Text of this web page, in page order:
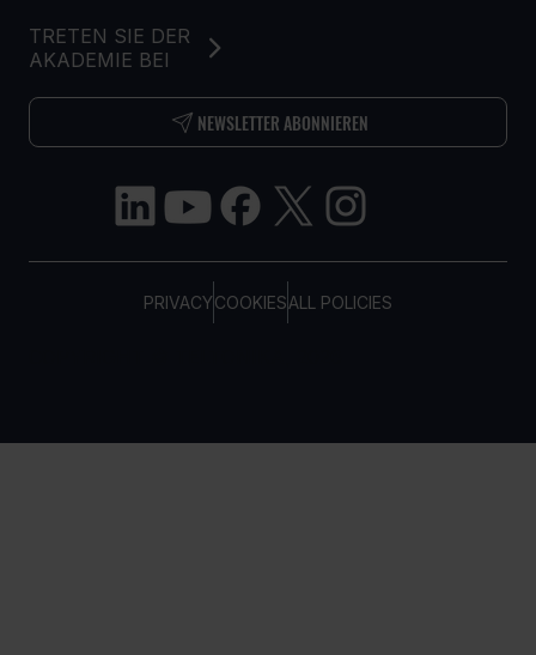
PRIVACYCOOKIESALL POLICIES
TRETEN SIE DER
AKADEMIE BEI
NEWSLETTER ABONNIEREN